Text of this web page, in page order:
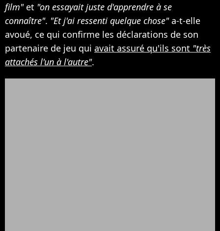
film"et "on essayait juste d'apprendre à se
connaître". "Et j'ai ressenti quelque chose"a-t-elle
avoué, ce qui confirme les déclarations de son
partenaire de jeu qui avait assuré qu'ils sont "très
attachés l'un à l'autre".